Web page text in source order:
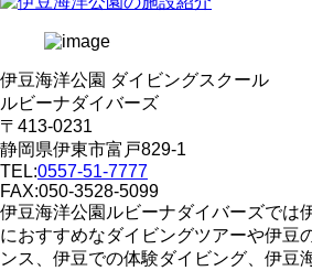
伊豆海洋公園 ダイビングスクール
ルビーナダイバーズ
〒413-0231
静岡県伊東市富戸829-1
TEL:0557-51-7777
FAX:050-3528-5099
伊豆海洋公園ルビーナダイバーズでは
におすすめなダイビングツアーや伊豆
ンス、伊豆での体験ダイビング、伊豆